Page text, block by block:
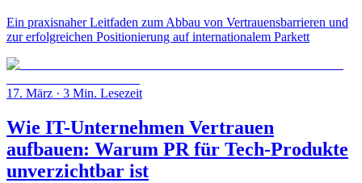
Ein praxisnaher Leitfaden zum Abbau von Vertrauensbarrieren und
zur erfolgreichen Positionierung auf internationalem Parkett
17. März · 3 Min. Lesezeit
Wie IT-Unternehmen Vertrauen
aufbauen: Warum PR für Tech-Produkte
unverzichtbar ist